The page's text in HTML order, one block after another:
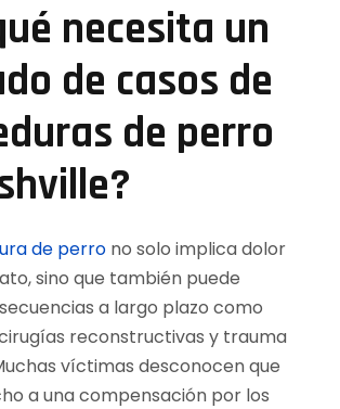
necesita un
de casos de
de perro
de perro no solo implica dolor
sino que también puede
a largo plazo como
reconstructivas y trauma
víctimas desconocen que
a una compensación por los